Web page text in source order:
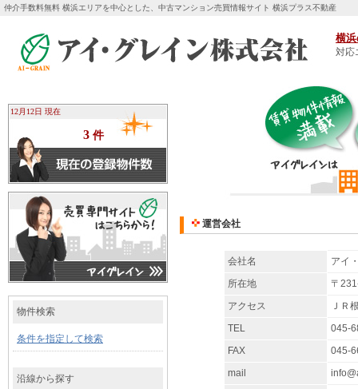
仲介手数料無料 横浜エリアを中心とした、中古マンション売買情報サイト 横浜プラス不動産
横
対応
運営会社
会社名
アイ
所在地
〒
アクセス
ＪＲ
TEL
045-
FAX
045-
mail
12月12日 現在
3件
物件検索
条件を指定して検索
沿線から探す